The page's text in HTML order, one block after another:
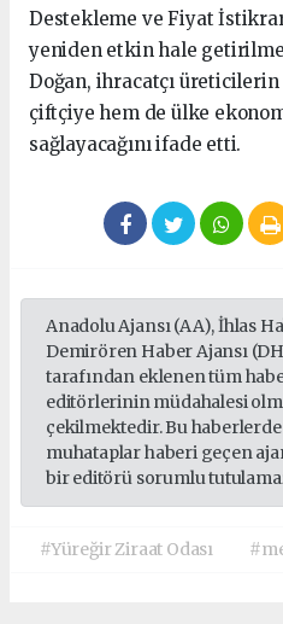
Destekleme ve Fiyat
yeniden etkin hale
Doğan, ihracatçı
çiftçiye hem de ülke
sağlayacağını ifade etti.
Anadolu Ajansı (AA), İhlas
Demirören Haber Ajansı
tarafından eklenen tüm
editörlerinin müdahalesi
çekilmektedir. Bu
muhataplar haberi geçen
bir editörü sorumlu
#Yüreğir Ziraat Odası